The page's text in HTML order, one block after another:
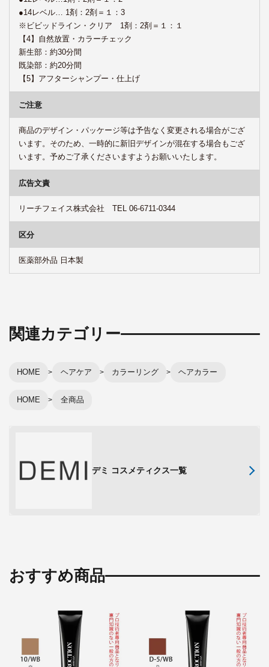
●14レベル… 1剤：2剤＝１：3
※ビビッドライン・クリア 1剤：2剤＝１：１
【4】自然放置・カラーチェック
新生部：約30分間
既染部：約20分間
【5】アフターシャンプー・仕上げ
ご注意
商品のデザイン・パッケージ等は予告なく変更される場合がござ
います。そのため、一時的に新旧デザインが混在する場合もござ
います。予めご了承くださいますようお願いいたします。
広告文責
リーチフェイス株式会社 TEL 06-6711-0344
区分
医薬部外品 日本製
関連カテゴリー
HOME ヘアケア カラーリング ヘアカラー
HOME 全商品
デミ コスメティクス一覧
おすすめ商品